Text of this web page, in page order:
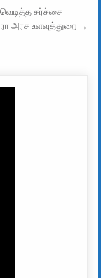
சர்ச்சை
அரச உளவுத்துறை →